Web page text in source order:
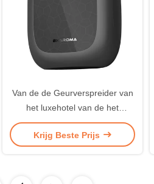
Van de de Geurverspreider van
het luxehotel van de het
Aromaverspreider
Elektrostatische de Geurfcc
Krijg Beste Prijs